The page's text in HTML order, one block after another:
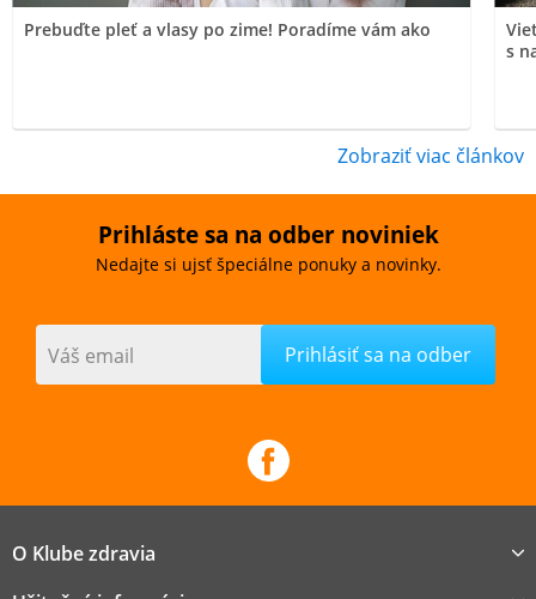
Prebuďte pleť a vlasy po zime! Poradíme vám ako
s
Zobraziť viac článkov
Prihláste sa na odber noviniek
Nedajte si ujsť špeciálne ponuky a novinky.
Váš email
O Klube zdravia